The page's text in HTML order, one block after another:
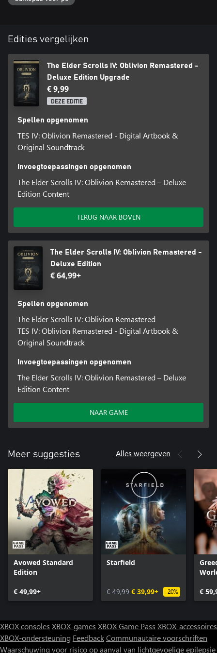
*Basisgame benodigd, apart verkrijgbaar
Edities vergelijken
The Elder Scrolls IV: Oblivion Remastered -
Deluxe Edition Upgrade
€ 9,99
DEZE EDITIE
Spellen opgenomen
TES IV: Oblivion Remastered - Digital Artbook &
Original Soundtrack
Invoegtoepassingen opgenomen
The Elder Scrolls IV: Oblivion Remastered – Deluxe
Edition Content
TERUG NAAR BOVEN
The Elder Scrolls IV: Oblivion Remastered -
Deluxe Edition
€ 64,99+
Spellen opgenomen
The Elder Scrolls IV: Oblivion Remastered
TES IV: Oblivion Remastered - Digital Artbook &
Original Soundtrack
Invoegtoepassingen opgenomen
The Elder Scrolls IV: Oblivion Remastered – Deluxe
Edition Content
NAAR GAME
Meer suggesties Alles weergeven
Avowed Standard
Edition
€ 49,99+
Starfield
€ 49,99 € 39,99+ -20% €
XBOX consoles XBOX-games XBOX Game Pass XBOX-accessoires
XBOX-ondersteuning FeedbackCommunautaire voorschriften
Waarschuwing voor risico op aanval van lichtgevoelige epilepsie